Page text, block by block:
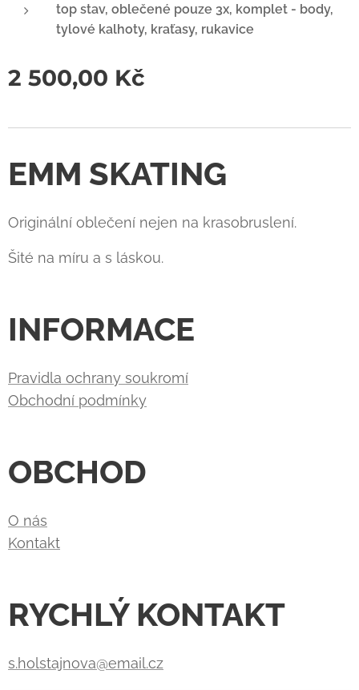
top stav, oblečené pouze 3x, komplet - body,
tylové kalhoty, kraťasy, rukavice
2 500,00 Kč
EMM SKATING
Originální oblečení nejen na krasobruslení.
Šité na míru a s láskou.
INFORMACE
Pravidla ochrany soukromí
Obchodní podmínky
OBCHOD
O nás
Kontakt
RYCHLÝ KONTAKT
s.holstajnova@email.cz